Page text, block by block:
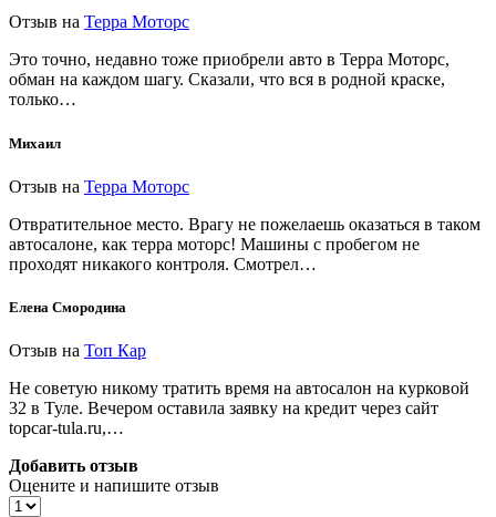
Отзыв на Терра Моторс
Это точно, недавно тоже приобрели авто в Терра Моторс,
обман на каждом шагу. Сказали, что вся в родной краске,
только…
Михаил
Отзыв на Терра Моторс
Отвратительное место. Врагу не пожелаешь оказаться в таком
автосалоне, как терра моторс! Машины с пробегом не
проходят никакого контроля. Смотрел…
Елена Смородина
Отзыв на Топ Кар
Не советую никому тратить время на автосалон на курковой
32 в Туле. Вечером оставила заявку на кредит через сайт
topcar-tula.ru,…
Добавить отзыв
Оцените и напишите отзыв